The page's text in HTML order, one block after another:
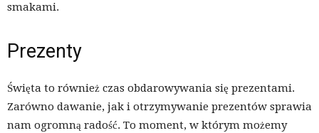
smakami.
Prezenty
Święta to również czas obdarowywania się prezentami.
Zarówno dawanie, jak i otrzymywanie prezentów sprawia
nam ogromną radość. To moment, w którym możemy